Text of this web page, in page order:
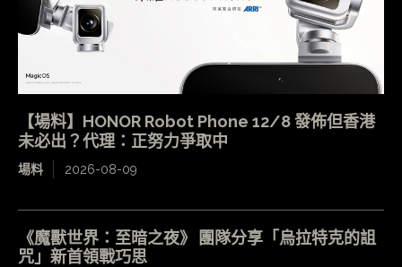
【場料】HONOR Robot Phone 12/8 發佈但香港
未必出？代理：正努力爭取中
場料 2026-08-09
《魔獸世界：至暗之夜》 團隊分享「烏拉特克的詛
咒」新首領戰巧思